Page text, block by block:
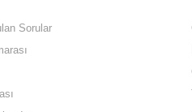
zengin ürün çeşitliliği ve müşteri
zaman yanınızdayız.
Sorular